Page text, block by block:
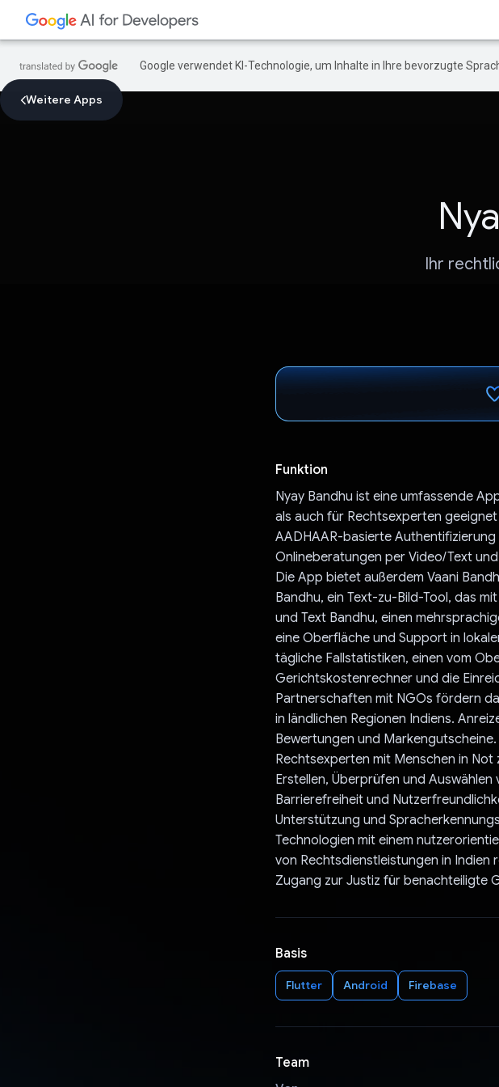
Google verwendet KI-Technologie, um Inhalte in Ihre bevorzugte
Weitere Apps
Ihr
Funktion
Nyay Bandhu ist eine umfassende
als auch für Rechtsexperten
AADHAAR-basierte
Onlineberatungen per Video/Text
Die App bietet außerdem Vaani
Bandhu, ein Text-zu-Bild-Tool, das
und Text Bandhu, einen
eine Oberfläche und Support in
tägliche Fallstatistiken, einen vom
Gerichtskostenrechner und die
Partnerschaften mit NGOs fördern
in ländlichen Regionen Indiens.
Bewertungen und
Rechtsexperten mit Menschen in Not
Erstellen, Überprüfen und
Barrierefreiheit und
Unterstützung und
Technologien mit einem
von Rechtsdienstleistungen in Indien
Zugang zur Justiz für benachteiligte
Basis
Flutter Android Firebase
Team